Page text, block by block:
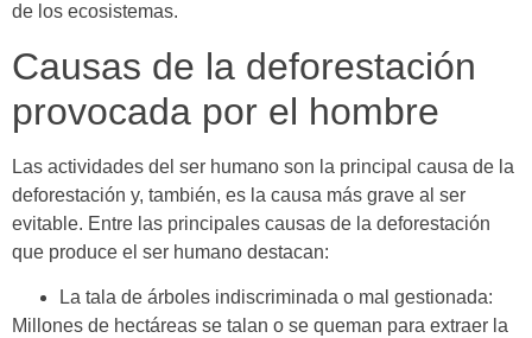
de los ecosistemas.
Causas de la deforestación
provocada por el hombre
Las actividades del ser humano son la principal causa de la
deforestación y, también, es la causa más grave al ser
evitable. Entre las principales causas de la deforestación
que produce el ser humano destacan:
La tala de árboles indiscriminada o mal gestionada:
Millones de hectáreas se talan o se queman para extraer la